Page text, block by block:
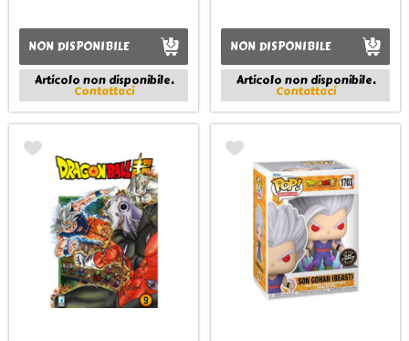
NON DISPONIBILE
Articolo non disponibile.
Contattaci
NON DISPONIBILE
Articolo non disponibile.
Contattaci